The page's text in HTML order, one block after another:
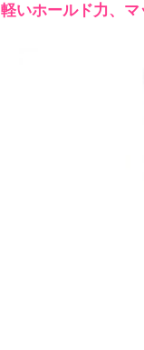
軽いホールド力、